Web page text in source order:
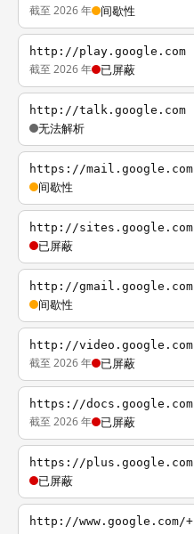
截至 2026 年 间歇性
http://play.google.com
截至 2026 年 已屏蔽
http://talk.google.com
无法解析
https://mail.google.com
间歇性
http://sites.google.com
已屏蔽
http://gmail.google.com
间歇性
http://video.google.com
截至 2026 年 已屏蔽
https://docs.google.com
截至 2026 年 已屏蔽
https://plus.google.com
已屏蔽
http://www.google.com/+